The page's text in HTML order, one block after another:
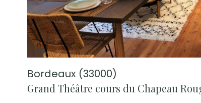
Bordeaux (33000)
Grand Théâtre cours du Chapeau